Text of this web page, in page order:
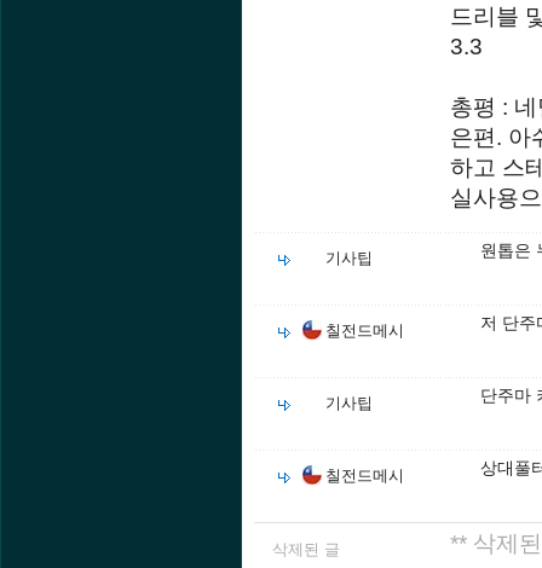
드리블
3.3
총평 :
은편. 아
하고 스
실사용
기사팁 원톱은
칠전드메시 저 단주
기사팁 단주마
칠전드메시 상대풀
삭제된 글 ** 삭제